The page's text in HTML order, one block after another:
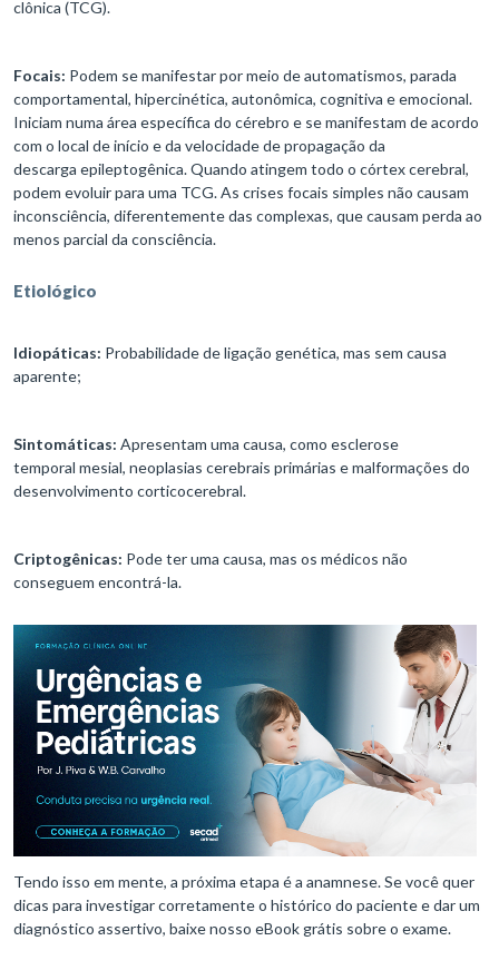
clônica (TCG).
Focais: Podem se manifestar por meio de automatismos, parada
comportamental, hipercinética, autonômica, cognitiva e emocional.
Iniciam numa área específica do cérebro e se manifestam de acordo
com o local de início e da velocidade de propagação da
descarga epileptogênica. Quando atingem todo o córtex cerebral,
podem evoluir para uma TCG. As crises focais simples não causam
inconsciência, diferentemente das complexas, que causam perda ao
menos parcial da consciência.
Etiológico
Idiopáticas: Probabilidade de ligação genética, mas sem causa
aparente;
Sintomáticas: Apresentam uma causa, como esclerose
temporal mesial, neoplasias cerebrais primárias e malformações do
desenvolvimento corticocerebral.
Criptogênicas: Pode ter uma causa, mas os médicos não
conseguem encontrá-la.
Tendo isso em mente, a próxima etapa é a anamnese. Se você quer
dicas para investigar corretamente o histórico do paciente e dar um
diagnóstico assertivo, baixe nosso eBook grátis sobre o exame.